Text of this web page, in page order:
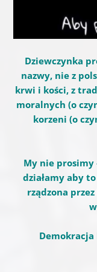
Dziewczynka
nazwy, nie z
krwi i kości, z
moralnych (o
korzeni (o
My nie prosimy
działamy aby
rządzona
Demokracja